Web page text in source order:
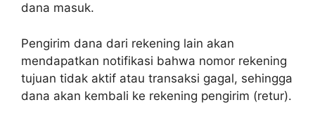
dana masuk.
Pengirim dana dari rekening lain akan
mendapatkan notifikasi bahwa nomor rekening
tujuan tidak aktif atau transaksi gagal, sehingga
dana akan kembali ke rekening pengirim (retur).